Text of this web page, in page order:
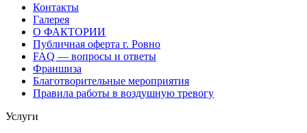
Контакты
Галерея
О ФАКТОРИИ
Публичная оферта г. Ровно
FAQ — вопросы и ответы
Франшиза
Благотворительные мероприятия
Правила работы в воздушную тревогу
Услуги